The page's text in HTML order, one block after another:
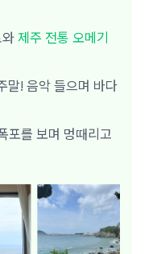
제주 전통 오메기
말! 음악 들으며 바다
포를 보며 멍때리고